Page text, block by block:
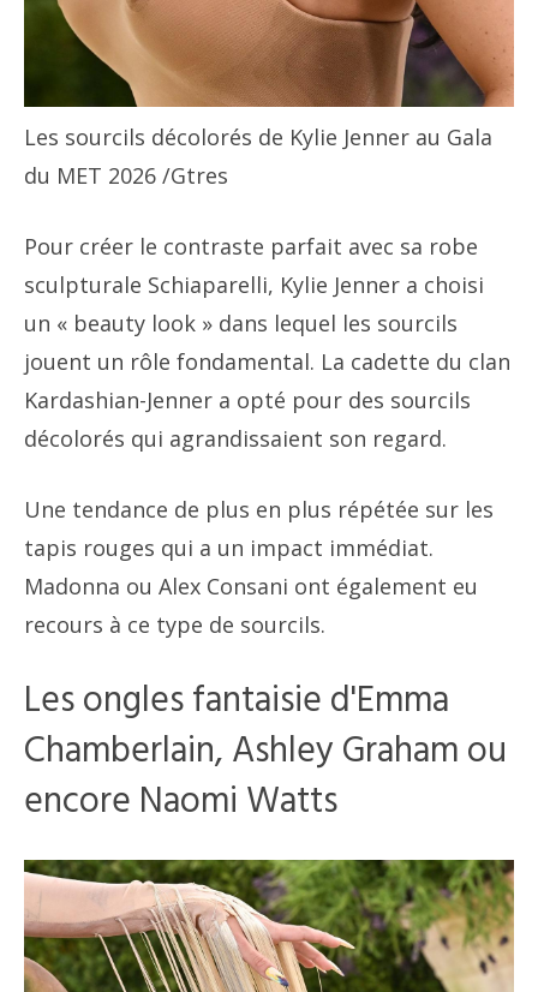
Les sourcils décolorés de Kylie Jenner au Gala
du MET 2026 /Gtres
Pour créer le contraste parfait avec sa robe
sculpturale Schiaparelli, Kylie Jenner a choisi
un « beauty look » dans lequel les sourcils
jouent un rôle fondamental. La cadette du clan
Kardashian-Jenner a opté pour des sourcils
décolorés qui agrandissaient son regard.
Une tendance de plus en plus répétée sur les
tapis rouges qui a un impact immédiat.
Madonna ou Alex Consani ont également eu
recours à ce type de sourcils.
Les ongles fantaisie d'Emma
Chamberlain, Ashley Graham ou
encore Naomi Watts